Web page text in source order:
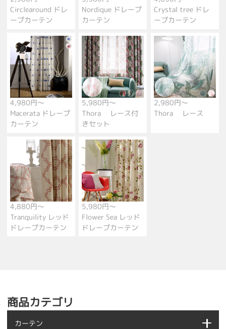
Circlearound ドレ
ープカーテン
Nordique ドレープ
カーテン
Crystal tree ドレ
ープカーテン
4,980円～
Macerata ドレープ
カーテン
5,980円～
Thora レース付
きセット
2,980円～
Thora レース
4,880円～
Tranquility レッド
ドレープカーテン
5,980円～
Flower Sea レッド
ドレープカーテン
商品カテゴリ
カーテン